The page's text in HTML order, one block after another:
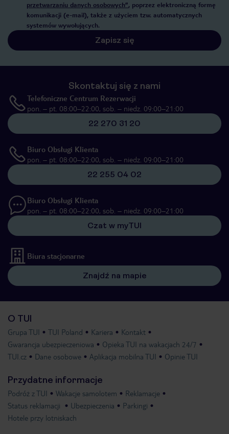
przetwarzaniu danych osobowych”, poprzez elektroniczną formę
komunikacji (e-mail), także z użyciem tzw. automatycznych
systemów wywołujących.
Zapisz się
Skontaktuj się z nami
Telefoniczne Centrum Rezerwacji
pon. – pt. 08:00–22:00, sob. – niedz. 09:00–21:00
22 270 31 20
Biuro Obsługi Klienta
pon. – pt. 08:00–22:00, sob. – niedz. 09:00–21:00
22 255 04 02
Biuro Obsługi Klienta
pon. – pt. 08:00–22:00, sob. – niedz. 09:00–21:00
Czat w myTUI
Biura stacjonarne
Znajdź na mapie
O TUI
Grupa TUI TUI Poland Kariera
Kontakt
Gwarancja ubezpieczeniowa
Opieka TUI na wakacjach 24/7
TUI.cz
Dane osobowe Aplikacja mobilna TUI Opinie TUI
Przydatne informacje
Podróż z TUI Wakacje samolotem
Reklamacje
Status reklamacji
Ubezpieczenia
Parkingi
Hotele przy lotniskach